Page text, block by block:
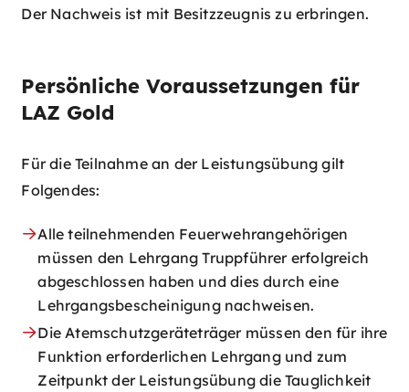
Der Nachweis ist mit Besitzzeugnis zu erbringen.
Persönliche Voraussetzungen für
LAZ Gold​
Für die Teilnahme an der Leistungsübung gilt
Folgendes:
Alle teilnehmenden Feuerwehrangehörigen
müssen den Lehrgang Truppführer erfolgreich
abgeschlossen haben und dies durch eine
Lehrgangsbescheinigung nachweisen.
Die Atemschutzgeräteträger müssen den für ihre
Funktion erforderlichen Lehrgang und zum
Zeitpunkt der Leistungsübung die Tauglichkeit